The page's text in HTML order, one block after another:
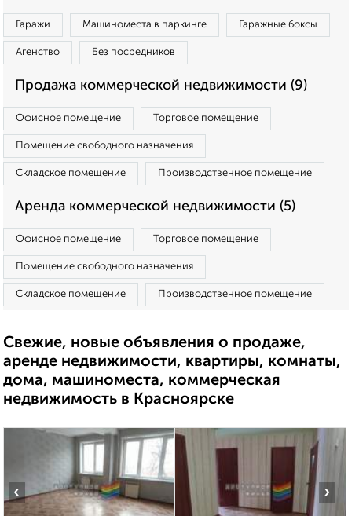
Гаражи Машиноместа в паркинге Гаражные боксы
Агенство Без посредников
Продажа коммерческой недвижимости (9)
Офисное помещение Торговое помещение
Помещение свободного назначения
Складское помещение Производственное помещение
Аренда коммерческой недвижимости (5)
Офисное помещение Торговое помещение
Помещение свободного назначения
Складское помещение Производственное помещение
Свежие, новые объявления о продаже,
аренде недвижимости, квартиры, комнаты,
дома, машиноместа, коммерческая
недвижимость в Красноярске
‹ ›